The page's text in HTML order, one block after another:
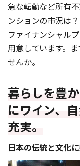
急な転勤など所有
ンションの市況は
ファイナンシャル
用意しています。
せんか。
暮らしを豊
にワイン、
充実。
日本の伝統と文化